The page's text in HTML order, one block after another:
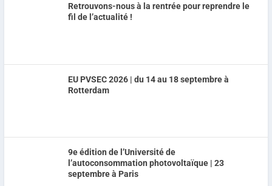
Retrouvons-nous à la rentrée pour reprendre le
fil de l’actualité !
EU PVSEC 2026 | du 14 au 18 septembre à
Rotterdam
9e édition de l’Université de
l’autoconsommation photovoltaïque | 23
septembre à Paris